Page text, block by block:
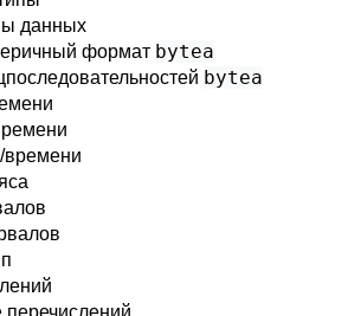
данных
формат bytea
bytea